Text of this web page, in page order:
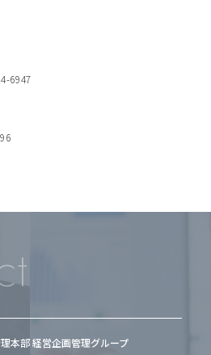
6947
本部 経営企画管理グループ